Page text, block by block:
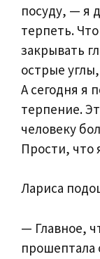
посуду, — я
терпеть.
закрывать
острые
А сегодня я
терпение.
человеку
Прости, что
Лариса
— Главное,
прошептала